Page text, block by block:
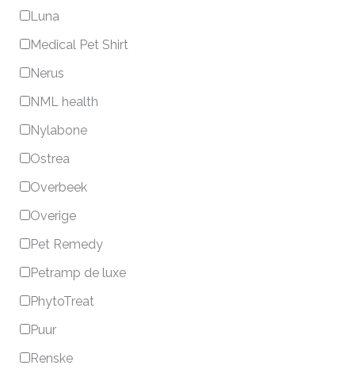
Luna
Medical Pet Shirt
Nerus
NML health
Nylabone
Ostrea
Overbeek
Overige
Pet Remedy
Petramp de luxe
PhytoTreat
Puur
Renske